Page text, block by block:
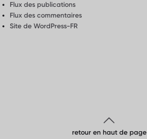
Flux des publications
Flux des commentaires
Site de WordPress-FR
retour en haut de page